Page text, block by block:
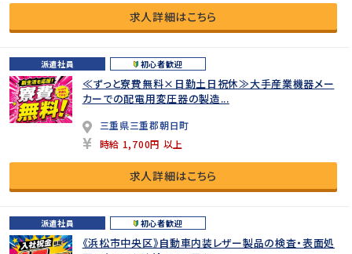
求人詳細はこちら
派遣社員 初心者歓迎
≪ずっと寮費無料×日勤土日祝休≫大手産業機器メー
カーでの配電用変圧器の製造...
三重県三重郡朝日町
時給 1,700円 以上
求人詳細はこちら
派遣社員 初心者歓迎
《浜松市中央区》自動車内装レザー製品の検査・表面処